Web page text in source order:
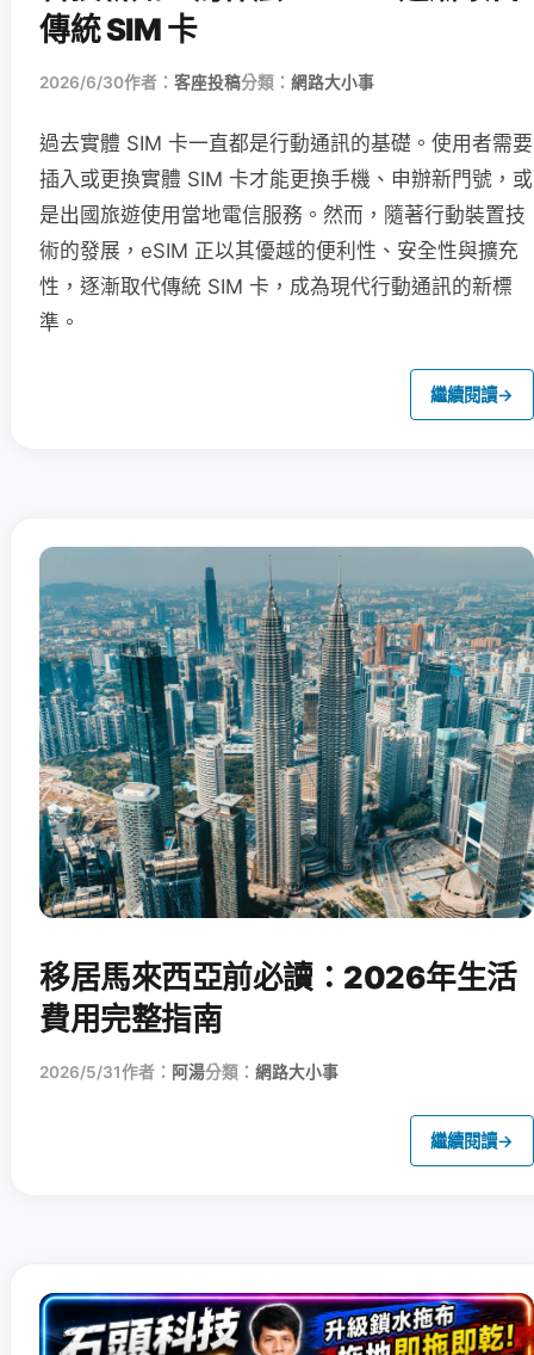
傳統 SIM 卡
2026/6/30作者： 客座投稿分類： 網路大小事
過去實體 SIM 卡一直都是行動通訊的基礎。使用者需要
插入或更換實體 SIM 卡才能更換手機、申辦新門號，或
是出國旅遊使用當地電信服務。然而，隨著行動裝置技
術的發展，eSIM 正以其優越的便利性、安全性與擴充
性，逐漸取代傳統 SIM 卡，成為現代行動通訊的新標
準。
繼續閱讀→
移居馬來西亞前必讀：2026年生活
費用完整指南
2026/5/31作者： 阿湯分類： 網路大小事
繼續閱讀→